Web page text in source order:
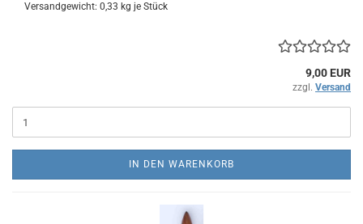
Versandgewicht: 0,33 kg je Stück
9,00 EUR
zzgl. Versand
IN DEN WARENKORB